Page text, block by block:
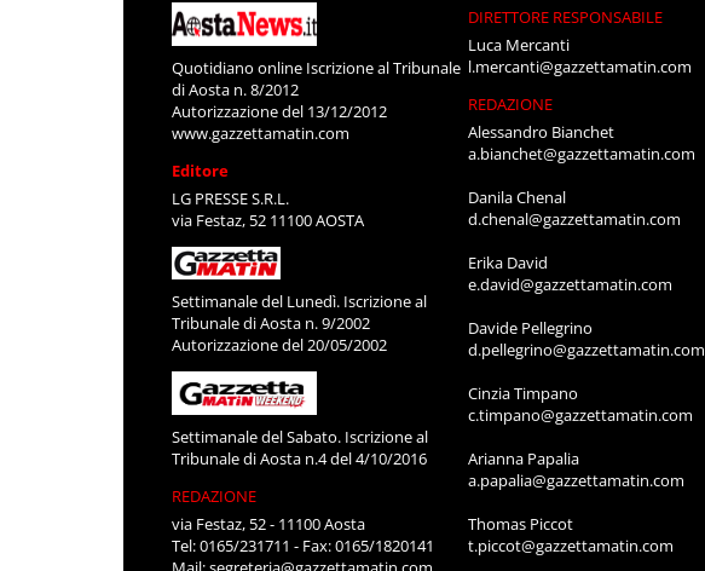
Quotidiano online Iscrizione al Tribunale
di Aosta n. 8/2012
Autorizzazione del 13/12/2012
www.gazzettamatin.com
Editore
LG PRESSE S.R.L.
via Festaz, 52 11100 AOSTA
Settimanale del Lunedì. Iscrizione al
Tribunale di Aosta n. 9/2002
Autorizzazione del 20/05/2002
Settimanale del Sabato. Iscrizione al
Tribunale di Aosta n.4 del 4/10/2016
REDAZIONE
via Festaz, 52 - 11100 Aosta
Tel: 0165/231711 - Fax: 0165/1820141
DIRETTORE RESPONSABILE
Luca Mercanti
l.mercanti@gazzettamatin.com
REDAZIONE
Alessandro Bianchet
a.bianchet@gazzettamatin.com
Danila Chenal
d.chenal@gazzettamatin.com
Erika David
e.david@gazzettamatin.com
Davide Pellegrino
d.pellegrino@gazzettamatin.com
Cinzia Timpano
c.timpano@gazzettamatin.com
Arianna Papalia
a.papalia@gazzettamatin.com
Thomas Piccot
t.piccot@gazzettamatin.com